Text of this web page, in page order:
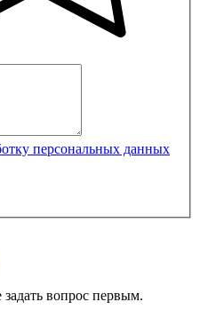
персональных данных
вопрос первым.